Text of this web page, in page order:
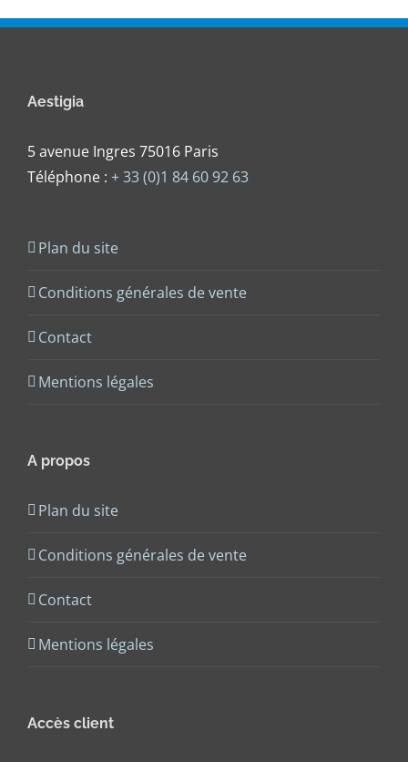
Aestigia
5 avenue Ingres 75016 Paris
Téléphone : + 33 (0)1 84 60 92 63
Plan du site
Conditions générales de vente
Contact
Mentions légales
A propos
Plan du site
Conditions générales de vente
Contact
Mentions légales
Accès client